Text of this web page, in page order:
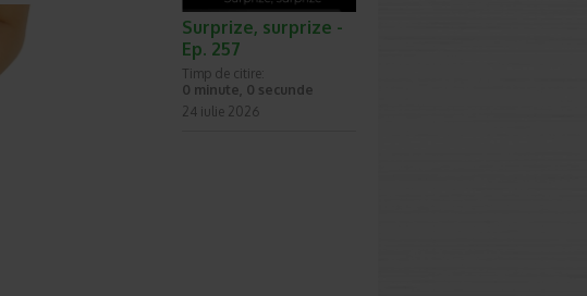
Surprize, surprize -
Ep. 257
Timp de citire:
0 minute, 0 secunde
24 iulie 2026